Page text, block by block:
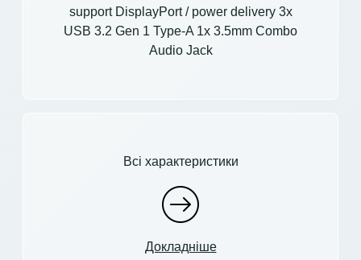
support DisplayPort / power delivery 3x
USB 3.2 Gen 1 Type-A 1x 3.5mm Combo
Audio Jack
Всі характеристики
Докладніше